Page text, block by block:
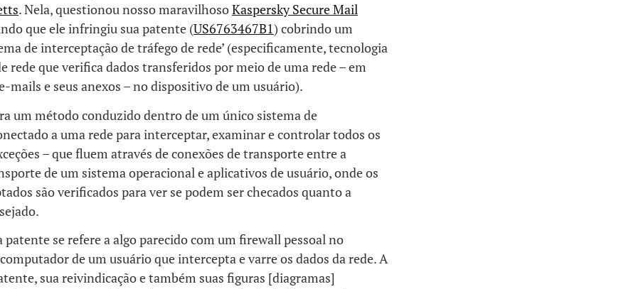
. Nela, questionou nosso maravilhosoKaspersky Secure Mail
que ele infringiu sua patente (US6763467B1) cobrindo um
de interceptação de tráfego de rede’ (especificamente, tecnologia
rede que verifica dados transferidos por meio de uma rede – em
mails e seus anexos – no dispositivo de um usuário).
um método conduzido dentro de um único sistema de
a uma rede para interceptar, examinar e controlar todos os
– que fluem através de conexões de transporte entre a
de um sistema operacional e aplicativos de usuário, onde os
são verificados para ver se podem ser checados quanto a
patente se refere a algo parecido com um firewall pessoal no
de um usuário que intercepta e varre os dados da rede. A
sua reivindicação e também suas figuras [diagramas]